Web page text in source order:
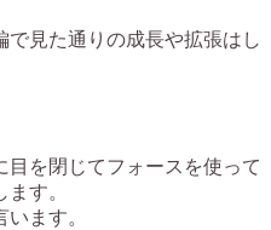
見た通りの成長や拡張はし
を閉じてフォースを使って
す。
ます。